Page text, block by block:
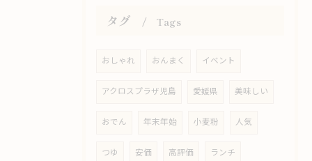
タグ Tags
おしゃれ おんまく イベント
アクロスプラザ児島 愛媛県 美味しい
おでん 年末年始 小麦粉 人気
つゆ 安価 高評価 ランチ